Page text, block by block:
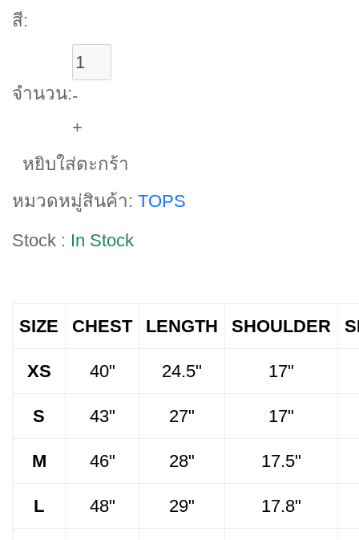
สี:
จำนวน:-
+
หยิบใส่ตะกร้า
หมวดหมู่สินค้า: TOPS
Stock : In Stock
SIZE CHEST LENGTH SHOULDER
XS 40" 24.5" 17"
S 43" 27" 17"
M 46" 28" 17.5"
L 48" 29" 17.8"